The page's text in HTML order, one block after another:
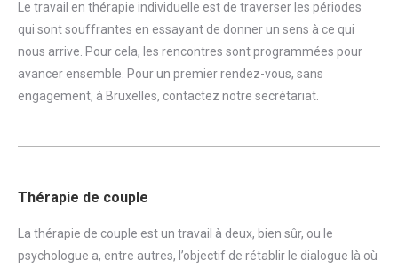
Le travail en thérapie individuelle est de traverser les périodes
qui sont souffrantes en essayant de donner un sens à ce qui
nous arrive. Pour cela, les rencontres sont programmées pour
avancer ensemble. Pour un premier rendez-vous, sans
engagement, à Bruxelles, contactez notre secrétariat
Thérapie de couple
La thérapie de couple est un travail à deux, bien sûr, ou le
psychologue a, entre autres, l’objectif de rétablir le dialogue là où